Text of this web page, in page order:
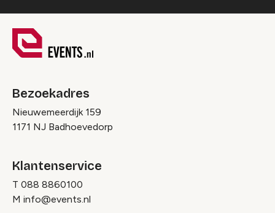
Bezoekadres
Nieuwemeerdijk 159
1171 NJ Badhoevedorp
Klantenservice
T 088 8860100
M info@events.nl